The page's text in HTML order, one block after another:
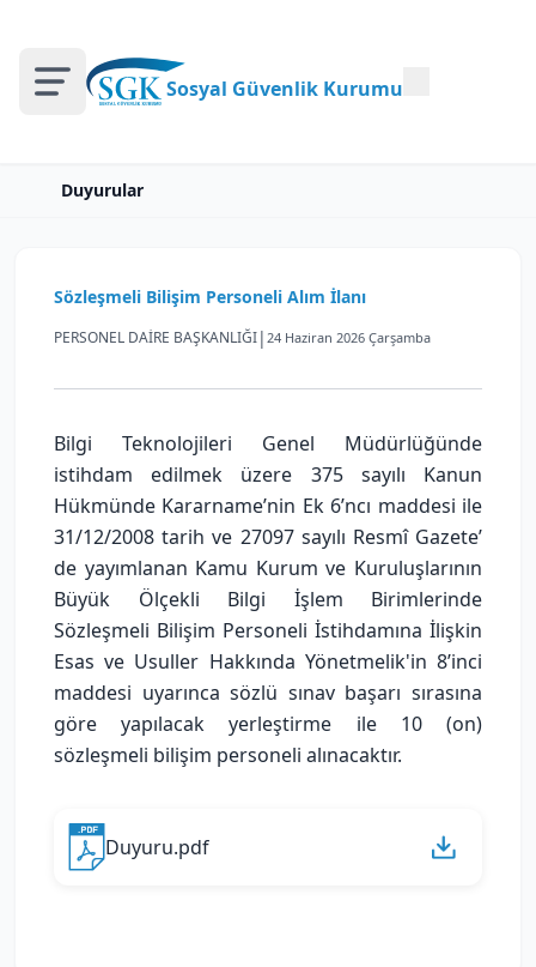
Sosyal Güvenlik Kurumu
Duyurular
Sözleşmeli Bilişim Personeli Alım İlanı
PERSONEL DAİRE BAŞKANLIĞI| 24 Haziran 2026 Çarşamba
Bilgi Teknolojileri Genel Müdürlüğünde
istihdam edilmek üzere 375 sayılı Kanun
Hükmünde Kararname’nin Ek 6’ncı maddesi ile
31/12/2008 tarih ve 27097 sayılı Resmî Gazete’
de yayımlanan Kamu Kurum ve Kuruluşlarının
Büyük Ölçekli Bilgi İşlem Birimlerinde
Sözleşmeli Bilişim Personeli İstihdamına İlişkin
Esas ve Usuller Hakkında Yönetmelik'in 8’inci
maddesi uyarınca sözlü sınav başarı sırasına
göre yapılacak yerleştirme ile 10 (on)
sözleşmeli bilişim personeli alınacaktır.
Duyuru.pdf